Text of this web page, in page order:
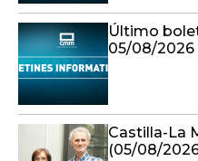
Último
05/08/2026
Castilla-La
(05/08/